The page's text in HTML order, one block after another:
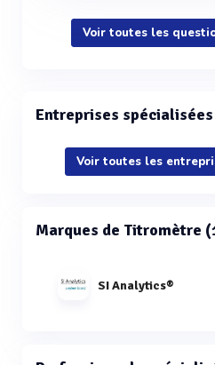
Voir toutes les
Entreprises
Voir toutes les
Marques de Titromètre
SI Analytics®